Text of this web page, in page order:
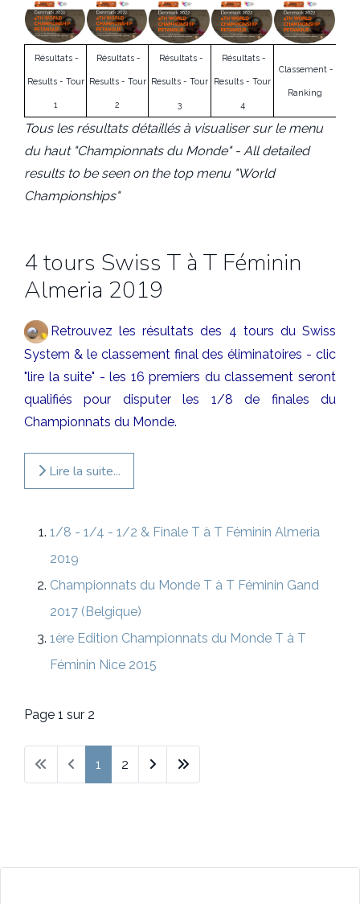
Résultats -
Results - Tour
1
Résultats -
Results - Tour
2
Résultats -
Results - Tour
3
Résultats -
Results - Tour
4
Classement -
Ranking
Tous les résultats détaillés à visualiser sur le menu
du haut "Championnats du Monde" - All detailed
results to be seen on the top menu "World
Championships"
4 tours Swiss T à T Féminin
Almeria 2019
Retrouvez les résultats des 4 tours du Swiss
System & le classement final des éliminatoires - clic
"lire la suite" - les 16 premiers du classement seront
qualifiés pour disputer les 1/8 de finales du
Championnats du Monde.
Lire la suite...
1/8 - 1/4 - 1/2 & Finale T à T Féminin Almeria
2019
Championnats du Monde T à T Féminin Gand
2017 (Belgique)
1ère Edition Championnats du Monde T à T
Féminin Nice 2015
Page 1 sur 2
1 2